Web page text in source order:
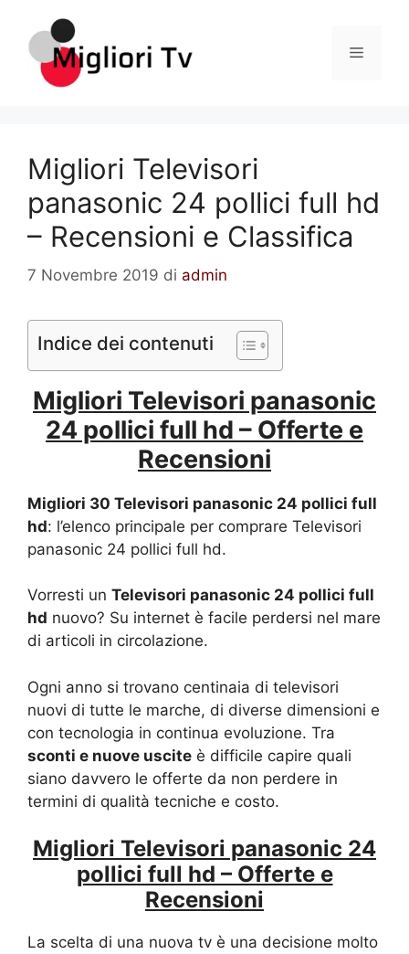
contenuto
Menu
Migliori Televisori
panasonic 24 pollici full hd
– Recensioni e Classifica
7 Novembre 2019 di admin
Indice dei contenuti
Migliori Televisori panasonic
24 pollici full hd – Offerte e
Recensioni
Migliori 30 Televisori panasonic 24 pollici full
hd: l’elenco principale per comprare Televisori
panasonic 24 pollici full hd.
Vorresti un Televisori panasonic 24 pollici full
hd nuovo? Su internet è facile perdersi nel mare
di articoli in circolazione.
Ogni anno si trovano centinaia di televisori
nuovi di tutte le marche, di diverse dimensioni e
con tecnologia in continua evoluzione. Tra
sconti e nuove uscite è difficile capire quali
siano davvero le offerte da non perdere in
termini di qualità tecniche e costo.
Migliori Televisori panasonic 24
pollici full hd – Offerte e
Recensioni
La scelta di una nuova tv è una decisione molto